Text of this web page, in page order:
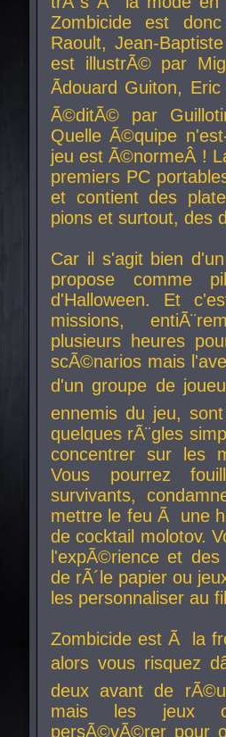
Zombicide est
Raoult, Jean-
est illustrÃ© par
Ãdouard Guiton,
Ã©ditÃ© par
Quelle Ã©quipe
jeu est Ã©normeÂ !
premiers PC
et contient des
pions et surtout, des
Car il s'agit bien
propose comme
d'Halloween. Et
missions,
plusieurs heures
scÃ©narios mais
d'un groupe de
ennemis du jeu,
quelques rÃ¨gles
concentrer sur les
Vous pourrez
survivants,
mettre le feu Ã une
de cocktail molotov.
l'expÃ©rience et
de rÃ´le papier ou
les personnaliser au
Zombicide est Ã la
alors vous risquez
deux avant de
mais les jeux
persÃ©vÃ©rer pour